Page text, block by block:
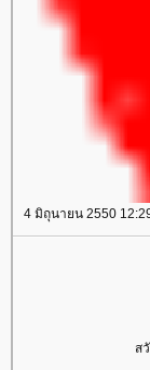
4 มิถุนายน 2550
ส